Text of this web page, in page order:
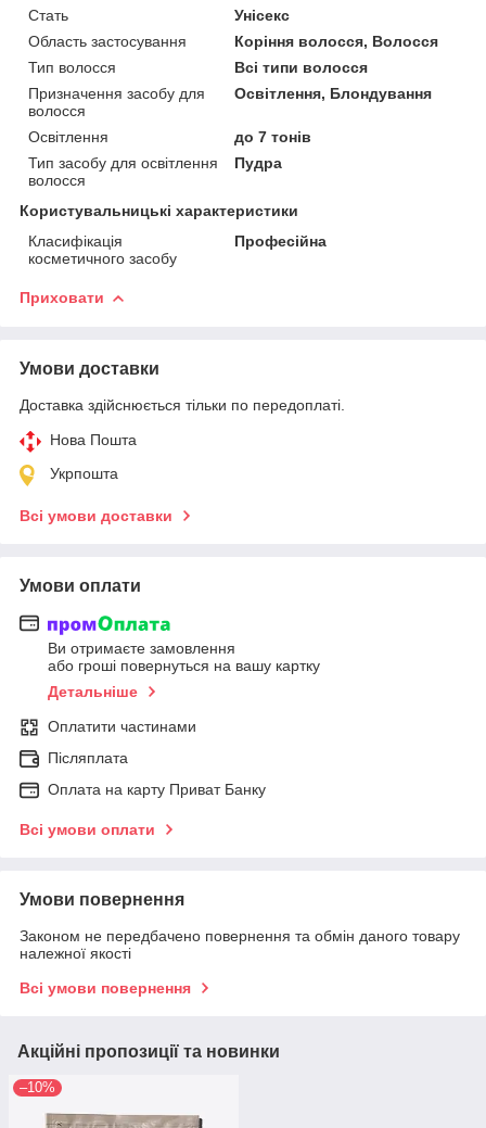
Стать
Унісекс
Область застосування
Коріння волосся, Волосся
Тип волосся
Всі типи волосся
Призначення засобу для
волосся
Освітлення, Блондування
Освітлення
до 7 тонів
Тип засобу для освітлення
волосся
Пудра
Користувальницькі характеристики
Класифікація
косметичного засобу
Професійна
Приховати
Умови доставки
Доставка здійснюється тільки по передоплаті.
Нова Пошта
Укрпошта
Всі умови доставки
Умови оплати
Ви отримаєте замовлення
або гроші повернуться на вашу картку
Детальніше
Оплатити частинами
Післяплата
Оплата на карту Приват Банку
Всі умови оплати
Умови повернення
Законом не передбачено повернення та обмін даного товару
належної якості
Всі умови повернення
Акційні пропозиції та новинки
–10%